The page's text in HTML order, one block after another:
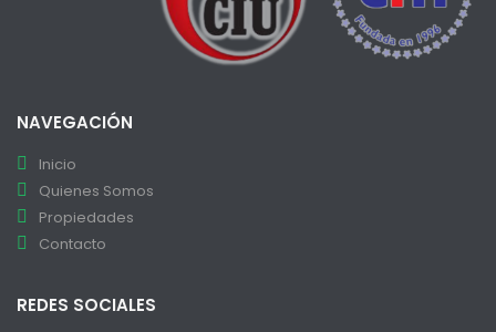
NAVEGACIÓN
Inicio
Quienes Somos
Propiedades
Contacto
REDES SOCIALES